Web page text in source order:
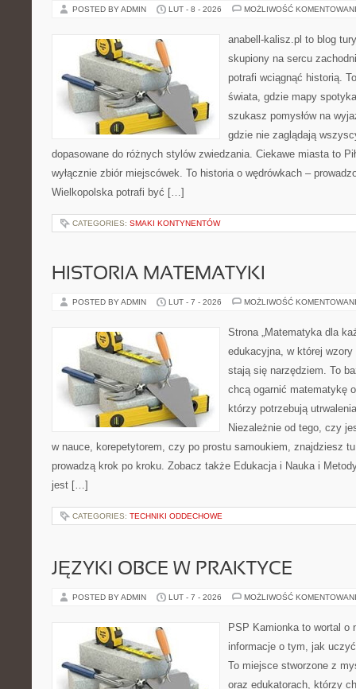
POSTED BY ADMIN LUT - 8 - 2026 MOŻLIWOŚĆ
anabell-kalisz.pl to blog
skupiony na sercu
potrafi wciągnąć historią.
świata, gdzie mapy
szukasz pomysłów na
gdzie nie zaglądają
dopasowane do różnych stylów zwiedzania. Ciekawe miasta to
wyłącznie zbiór miejscówek. To historia o wędrówkach –
Wielkopolska potrafi być […]
CATEGORIES: SMAKI KONTYNENTÓW
HISTORIA MATEMATYKI
POSTED BY ADMIN LUT - 7 - 2026 MOŻLIWOŚĆ
Strona „Matematyka dla
edukacyjna, w której
stają się narzędziem. To
chcą ogarnić matematykę
którzy potrzebują
Niezależnie od tego, czy
w nauce, korepetytorem, czy po prostu samoukiem, znajdziesz
prowadzą krok po kroku. Zobacz także Edukacja i Nauka i
jest […]
CATEGORIES: TECHNIKI ODDECHOWE
JĘZYKI OBCE W PRAKTYCE
POSTED BY ADMIN LUT - 7 - 2026 MOŻLIWOŚĆ
PSP Kamionka to wortal o
informacje o tym, jak
To miejsce stworzone z
oraz edukatorach, którzy